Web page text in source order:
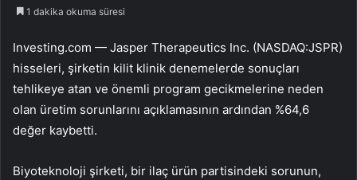
1 dakika okuma süresi
Investing.com — Jasper Therapeutics Inc. (NASDAQ:JSPR)
hisseleri, şirketin kilit klinik denemelerde sonuçları
tehlikeye atan ve önemli program gecikmelerine neden
olan üretim sorunlarını açıklamasının ardından %64,6
değer kaybetti.
Biyoteknoloji şirketi, bir ilaç ürün partisindeki sorunun,